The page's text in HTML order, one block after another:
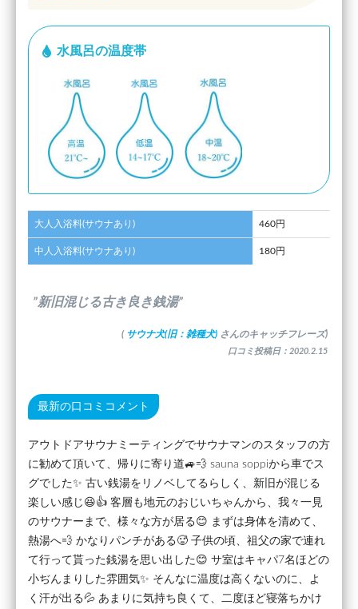
水風呂の温度帯
大人入浴料(サウナあり) 460円
中人入浴料(サウナあり) 180円
”新旧混じる古き良き銭湯”
( サウナ犬(旧：雑種犬) さんのキャッチフレーズ)
口コミ投稿日：2020.2.15
最新の口コミコメント
アウトドアサウナミーティングでサウナマンのスタッフの方
に勧めて頂いて、帰りに寄り道🚙💨 sauna soppiから車でス
グでした✨ 古い銭湯をリノベしてるらしく、新旧が混じる
楽しい感じ😆👍 客層も地元のおじいちゃんから、我々一見
のサウナーまで、様々な方が居る😊 まずは身体を清めて、
熱湯へ💨 かなりパンチがある🥵 子供の頃、祖父の家で連れ
て行って貰った銭湯を思い出した😊 サ室はキャパ7名ほどの
小ぢんまりした雰囲気✨ そんなに温度は高くないのに、よ
く汗が出る💦 あまりに気持ち良くて、二度ほど寝落ちかけ